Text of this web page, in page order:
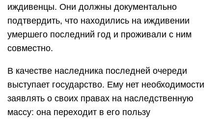
иждивенцы. Они должны документально
подтвердить, что находились на иждивении
умершего последний год и проживали с ним
совместно.
В качестве наследника последней очереди
выступает государство. Ему нет необходимости
заявлять о своих правах на наследственную
массу: она переходит в его пользу